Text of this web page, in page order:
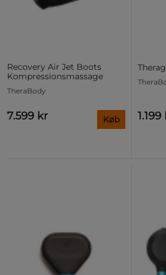
Recovery Air Jet Boots
Kompressionsmassage
TheraBody
7.599 kr Køb 1.199